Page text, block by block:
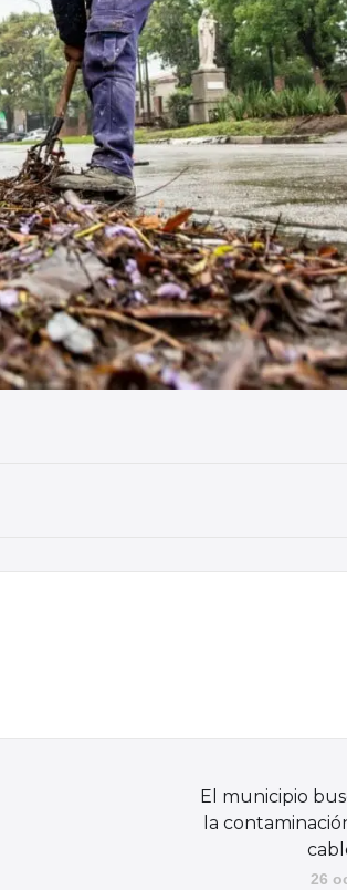
El municipio
la
26